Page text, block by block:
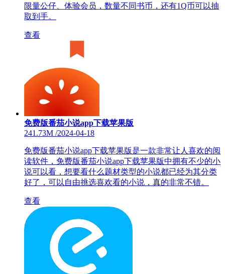
限量公仔、体验会员，数量不同书币，还有1Q币可以抽
取到手。
查看
免费版番茄小说app下载苹果版
241.73M /2024-04-18
免费版番茄小说app下载苹果版是一款非常让人喜欢的阅
读软件，免费版番茄小说app下载苹果版中拥有不少的小
说可以看，想要看什么题材类型的小说都已经为其分类
好了，可以自由挑选喜欢看的小说，真的非常不错。
查看